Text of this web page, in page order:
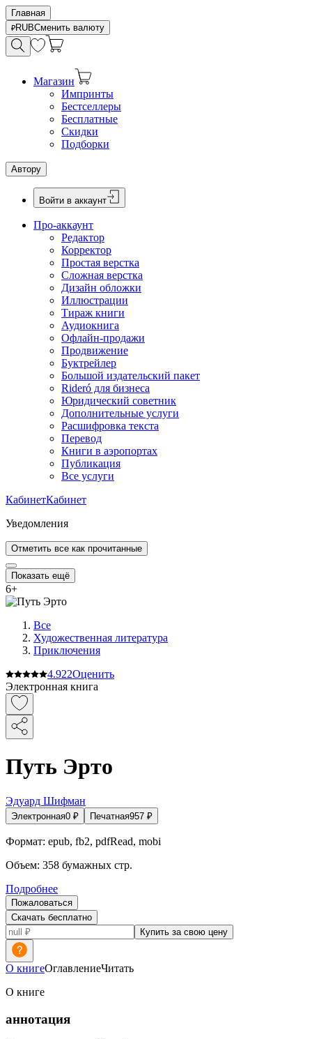
Главная
RUBСменить валюту
Магазин
Импринты
Бестселлеры
Бесплатные
Скидки
Подборки
Автору
Войти в аккаунт
Про-аккаунт
Редактор
Корректор
Простая верстка
Сложная верстка
Дизайн обложки
Иллюстрации
Тираж книги
Аудиокнига
Офлайн-продажи
Продвижение
Буктрейлер
Большой издательский пакет
Rideró для бизнеса
Юридический советник
Дополнительные услуги
Расшифровка текста
Перевод
Книги в аэропортах
Публикация
Все услуги
КабинетКабинет
Уведомления
Отметить все как прочитанные
Показать ещё
6+
Все
Художественная литература
Приключения
4.922Оценить
Электронная книга
Путь Эрто
Эдуард Шифман
Электронная0 ₽ Печатная957 ₽
Формат: epub, fb2, pdfRead, mobi
Объем: 358 бумажных стр.
Подробнее
Пожаловаться
Скачать бесплатно
Купить за свою цену
О книгеОглавлениеЧитать
О книге
аннотация